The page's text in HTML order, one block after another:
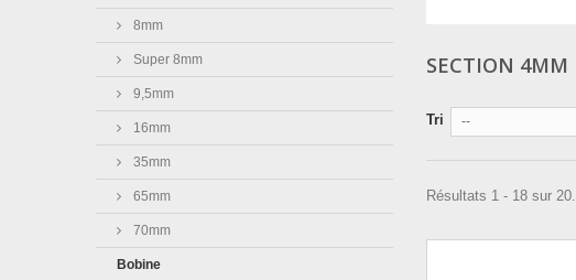
8mm
Super 8mm
9,5mm
16mm
35mm
65mm
70mm
Bobine
SECTION 4MM
Tri --
Résultats 1 - 18 sur 20.